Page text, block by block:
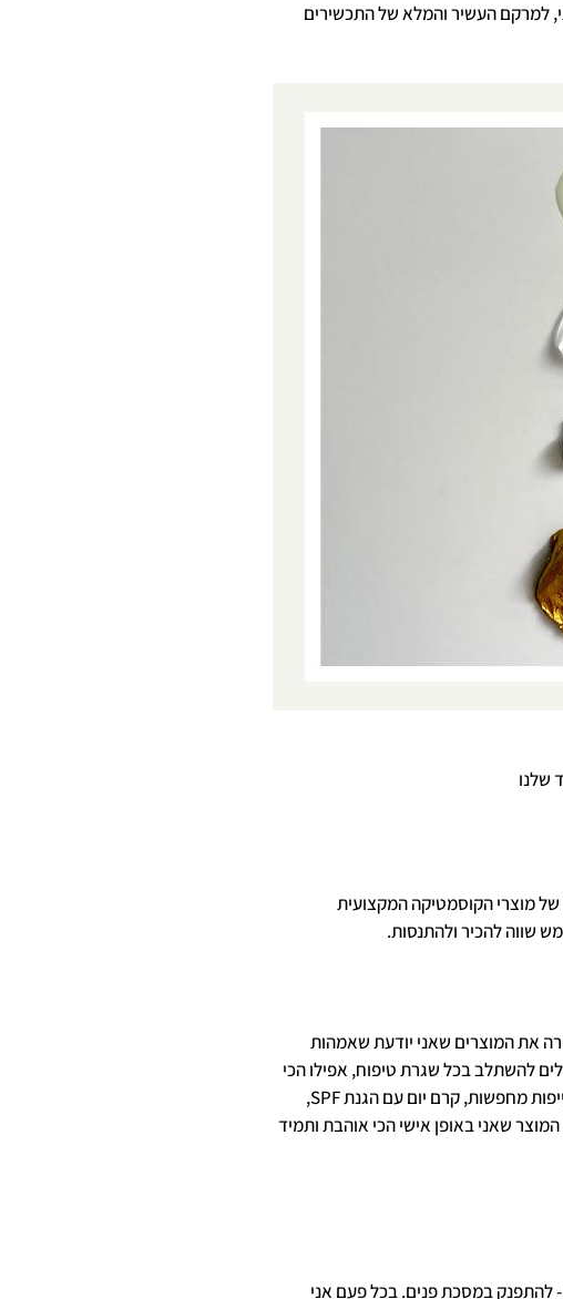
למרקם העשיר והמלא של התכשירים
מוצרי הקוסמטיקה המקצועית
שווה להכיר ולהתנסות.
את המוצרים שאני יודעת שאמהות
להשתלב בכל שגרת טיפוח, אפילו הכי
בייסיקית שיש. כולל מוצרי עיניים שתמיד אמהות עייפות מחפשות, קרם יום עם הגנת SPF,
המוצר שאני באופן אישי הכי אוהבת ותמיד
- להתפנק במסכת פנים. בכל פעם אני